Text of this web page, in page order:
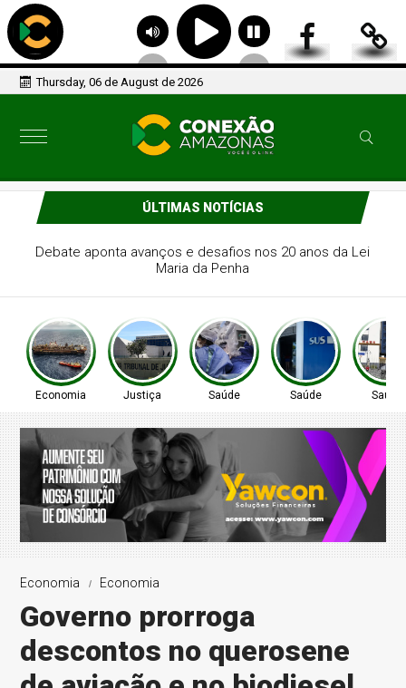
Thursday, 06 de August de 2026
ÚLTIMAS NOTÍCIAS
Redações do Jovem Senador debatem democracia nas
redes
Economia Justiça Saúde Saúde Saúde
Economia Economia
Governo prorroga
descontos no querosene